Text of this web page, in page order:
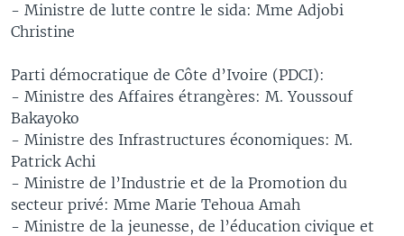
- Ministre de lutte contre le sida: Mme Adjobi
Christine
Parti démocratique de Côte d’Ivoire (PDCI):
- Ministre des Affaires étrangères: M. Youssouf
Bakayoko
- Ministre des Infrastructures économiques: M.
Patrick Achi
- Ministre de l’Industrie et de la Promotion du
secteur privé: Mme Marie Tehoua Amah
- Ministre de la jeunesse, de l’éducation civique et